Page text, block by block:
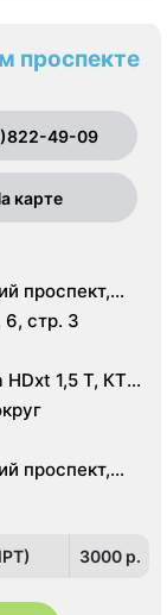
проспекте
49-09
карте
проспект,
стр. 3
1,5 Т, КТ
CT660
проспект,
3000 p.